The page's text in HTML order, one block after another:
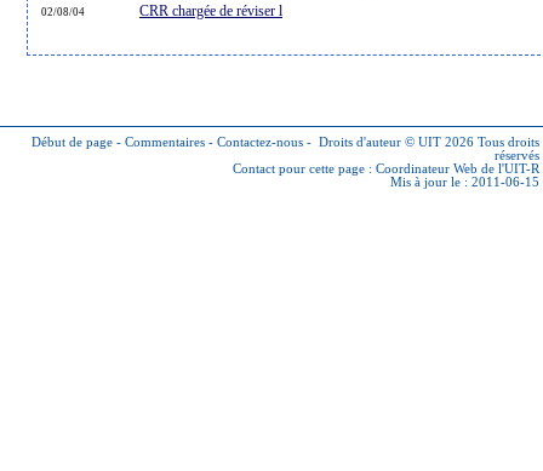
02/08/04 CRR chargée de réviser l
Début de page - Commentaires - Contactez-nous - Droits d'auteur © UIT 2026 Tous droits
réservés
Contact pour cette page : Coordinateur Web de l'UIT-R
Mis à jour le : 2011-06-15